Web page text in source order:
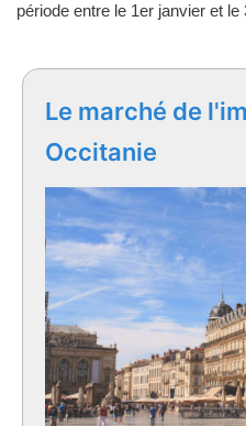
période entre le 1er janvier et le
Le marché de
Occitanie